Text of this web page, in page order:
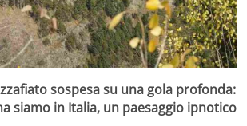
sospesa su una gola profonda:
siamo in Italia, un paesaggio ipnotico